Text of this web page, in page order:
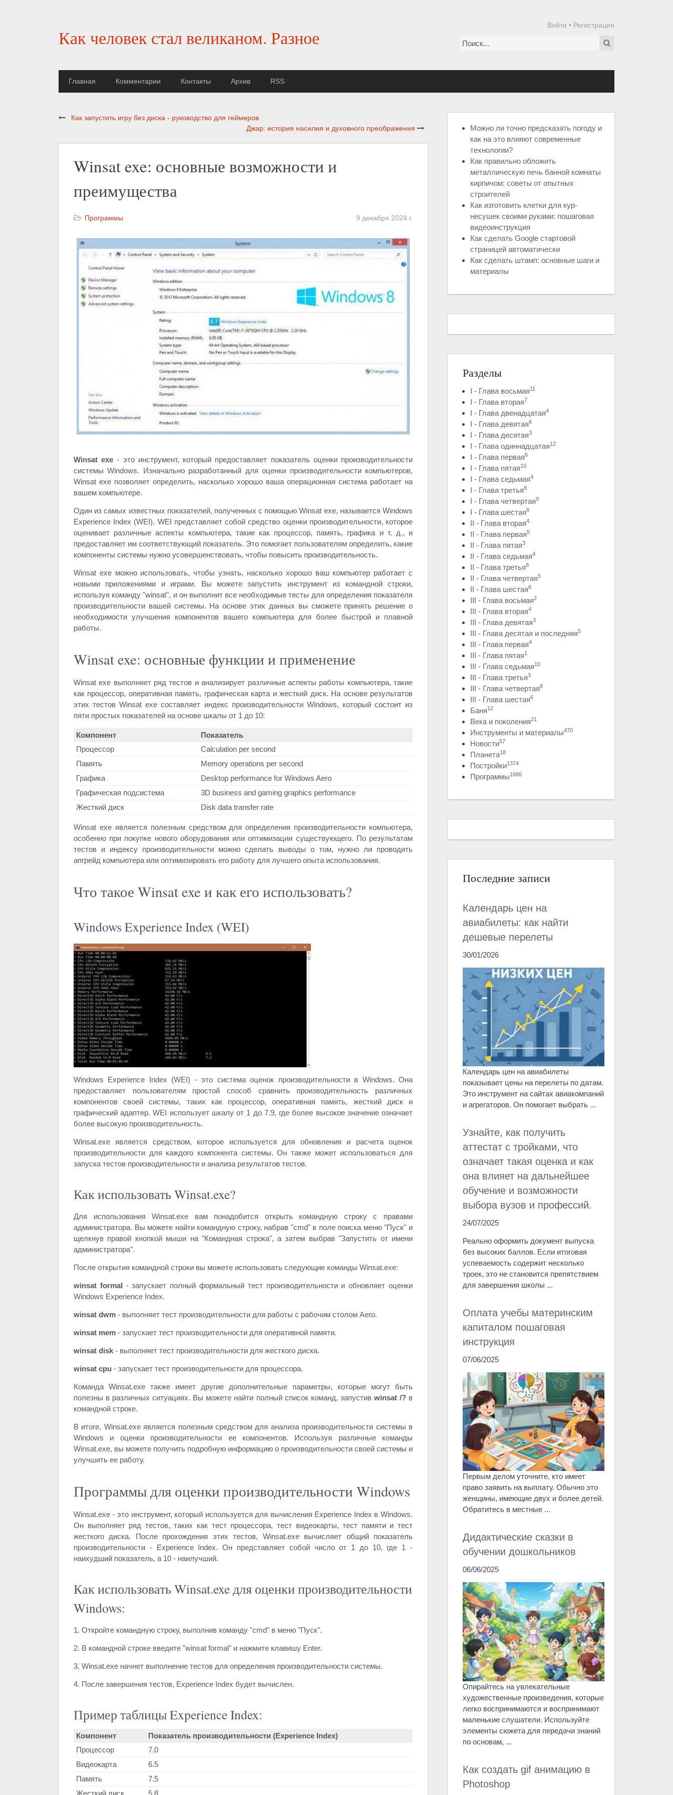
Как человек стал великаном. Разное
Войти • Регистрация
Главная Комментарии Контакты Архив RSS
Как запустить игру без диска - руководство для геймеров
Джар: история насилия и духовного преображения
Winsat exe: основные возможности и
преимущества
Программы 9 декабря 2024 г.
Winsat exe - это инструмент, который предоставляет показатель оценки производительности
системы Windows. Изначально разработанный для оценки производительности компьютеров,
Winsat exe позволяет определить, насколько хорошо ваша операционная система работает на
вашем компьютере.
Один из самых известных показателей, полученных с помощью Winsat exe, называется Windows
Experience Index (WEI). WEI представляет собой средство оценки производительности, которое
оценивает различные аспекты компьютера, такие как процессор, память, графика и т. д., и
предоставляет им соответствующий показатель. Это помогает пользователям определить, какие
компоненты системы нужно усовершенствовать, чтобы повысить производительность.
Winsat exe можно использовать, чтобы узнать, насколько хорошо ваш компьютер работает с
новыми приложениями и играми. Вы можете запустить инструмент из командной строки,
используя команду "winsat", и он выполнит все необходимые тесты для определения показателя
производительности вашей системы. На основе этих данных вы сможете принять решение о
необходимости улучшения компонентов вашего компьютера для более быстрой и плавной
работы.
Winsat exe: основные функции и применение
Winsat exe выполняет ряд тестов и анализирует различные аспекты работы компьютера, такие
как процессор, оперативная память, графическая карта и жесткий диск. На основе результатов
этих тестов Winsat exe составляет индекс производительности Windows, который состоит из
пяти простых показателей на основе шкалы от 1 до 10:
Компонент
Показатель
Процессор
Calculation per second
Память
Memory operations per second
Графика
Desktop performance for Windows Aero
Графическая подсистема
3D business and gaming graphics performance
Жесткий диск
Disk data transfer rate
Winsat exe является полезным средством для определения производительности компьютера,
особенно при покупке нового оборудования или оптимизации существующего. По результатам
тестов и индексу производительности можно сделать выводы о том, нужно ли проводить
апгрейд компьютера или оптимизировать его работу для лучшего опыта использования.
Что такое Winsat exe и как его использовать?
Windows Experience Index (WEI)
Windows Experience Index (WEI) - это система оценок производительности в Windows. Она
предоставляет пользователям простой способ сравнить производительность различных
компонентов своей системы, таких как процессор, оперативная память, жесткий диск и
графический адаптер. WEI использует шкалу от 1 до 7.9, где более высокое значение означает
более высокую производительность.
Winsat.exe является средством, которое используется для обновления и расчета оценок
производительности для каждого компонента системы. Он также может использоваться для
запуска тестов производительности и анализа результатов тестов.
Как использовать Winsat.exe?
Для использования Winsat.exe вам понадобится открыть командную строку с правами
администратора. Вы можете найти командную строку, набрав "cmd" в поле поиска меню "Пуск" и
щелкнув правой кнопкой мыши на "Командная строка", а затем выбрав "Запустить от имени
администратора".
После открытия командной строки вы можете использовать следующие команды Winsat.exe:
winsat formal - запускает полный формальный тест производительности и обновляет оценки
Windows Experience Index.
winsat dwm - выполняет тест производительности для работы с рабочим столом Aero.
winsat mem - запускает тест производительности для оперативной памяти.
winsat disk - выполняет тест производительности для жесткого диска.
winsat cpu - запускает тест производительности для процессора.
Команда Winsat.exe также имеет другие дополнительные параметры, которые могут быть
полезны в различных ситуациях. Вы можете найти полный список команд, запустив winsat /?в
командной строке.
В итоге, Winsat.exe является полезным средством для анализа производительности системы в
Windows и оценки производительности ее компонентов. Используя различные команды
Winsat.exe, вы можете получить подробную информацию о производительности своей системы и
улучшить ее работу.
Программы для оценки производительности Windows
Winsat.exe - это инструмент, который используется для вычисления Experience Index в Windows.
Он выполняет ряд тестов, таких как тест процессора, тест видеокарты, тест памяти и тест
жесткого диска. После прохождения этих тестов, Winsat.exe вычисляет общий показатель
производительности - Experience Index. Он представляет собой число от 1 до 10, где 1 -
наихудший показатель, а 10 - наилучший.
Как использовать Winsat.exe для оценки производительности
Windows:
1. Откройте командную строку, выполнив команду "cmd" в меню "Пуск".
2. В командной строке введите "winsat formal" и нажмите клавишу Enter.
3. Winsat.exe начнет выполнение тестов для определения производительности системы.
4. После завершения тестов, Experience Index будет вычислен.
Пример таблицы Experience Index:
Компонент
Показатель производительности (Experience Index)
Процессор
7.0
Видеокарта
6.5
Память
7.5
Жесткий диск
5.8
Можно ли точно предсказать погоду и
как на это влияют современные
технологии?
Как правильно обложить
металлическую печь банной комнаты
кирпичом: советы от опытных
строителей
Как изготовить клетки для кур-
несушек своими руками: пошаговая
видеоинструкция
Как сделать Google стартовой
страницей автоматически
Как сделать штамп: основные шаги и
материалы
Разделы
I - Глава восьмая11
I - Глава вторая7
I - Глава двенадцатая4
I - Глава девятая6
I - Глава десятая3
I - Глава одиннадцатая12
I - Глава первая6
I - Глава пятая10
I - Глава седьмая4
I - Глава третья8
I - Глава четвертая9
I - Глава шестая8
II - Глава вторая4
II - Глава первая5
II - Глава пятая3
II - Глава седьмая4
II - Глава третья8
II - Глава четвертая5
II - Глава шестая6
III - Глава восьмая2
III - Глава вторая4
III - Глава девятая3
III - Глава десятая и последняя5
III - Глава первая4
III - Глава пятая1
III - Глава седьмая10
III - Глава третья3
III - Глава четвертая8
III - Глава шестая6
Баня12
Века и поколения21
Инструменты и материалы470
Новости57
Планета18
Постройки1374
Программы1686
Последние записи
Календарь цен на
авиабилеты: как найти
дешевые перелеты
30/01/2026
Календарь цен на авиабилеты
показывает цены на перелеты по датам.
Это инструмент на сайтах авиакомпаний
и агрегаторов. Он помогает выбрать ...
Узнайте, как получить
аттестат с тройками, что
означает такая оценка и как
она влияет на дальнейшее
обучение и возможности
выбора вузов и профессий.
24/07/2025
Реально оформить документ выпуска
без высоких баллов. Если итоговая
успеваемость содержит несколько
троек, это не становится препятствием
для завершения школы ...
Оплата учебы материнским
капиталом пошаговая
инструкция
07/06/2025
Первым делом уточните, кто имеет
право заявить на выплату. Обычно это
женщины, имеющие двух и более детей.
Обратитесь в местные ...
Дидактические сказки в
обучении дошкольников
06/06/2025
Опирайтесь на увлекательные
художественные произведения, которые
легко воспринимаются и воспринимают
маленькие слушатели. Используйте
элементы сюжета для передачи знаний
по основам, ...
Как создать gif анимацию в
Photoshop